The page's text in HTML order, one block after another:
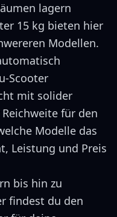
lagern
15 kg bieten hier
Modellen.
Scooter
mit solider
für den
Modelle das
Leistung und Preis
bis hin zu
findest du den